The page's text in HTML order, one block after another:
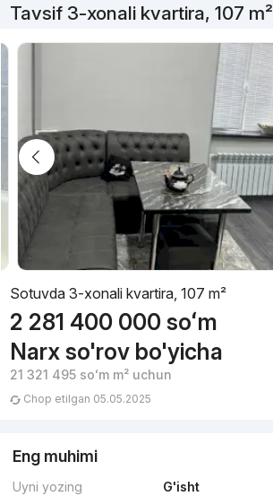
Tavsif 3-xonali kvartira, 107 m²
Sotuvda 3-xonali kvartira, 107 m²
2 281 400 000 soʻm
Narx so'rov bo'yicha
21 321 495 soʻmm² uchun
Chop etilgan 05.05.2025
Eng muhimi
Uyni yozing
G'isht